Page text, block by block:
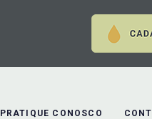
PRATIQUE CONOSCO